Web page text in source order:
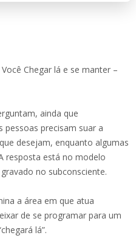
Chegar lá e se manter –
ainda que
pessoas precisam suar a
desejam, enquanto algumas
resposta está no modelo
no subconsciente.
a área em que atua
de se programar para um
lá”.